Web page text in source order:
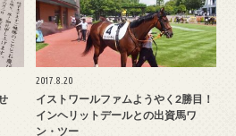
2017.8.20
イストワールファムようやく2勝目！
インヘリットデールとの出資馬ワ
ン・ツー